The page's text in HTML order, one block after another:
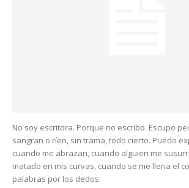
No soy escritora. Porque no escribo. Escupo
sangran o ríen, sin trama, todo cierto. Puedo
cuando me abrazan, cuando alguien me
matado en mis curvas, cuando se me llena el
palabras por los dedos.